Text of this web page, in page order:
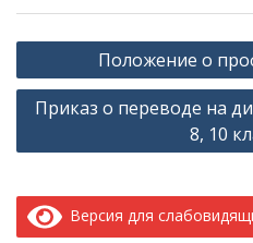
Навигация
по
записям
Положение о
Приказ о переводе на
8, 10
Версия для